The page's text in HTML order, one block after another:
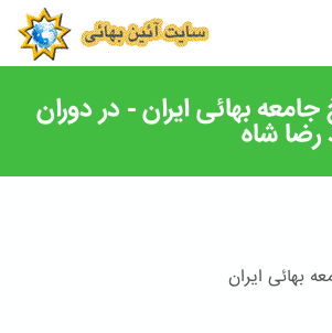
بهائی ایران - در دوران
شاه
بهائی ایران